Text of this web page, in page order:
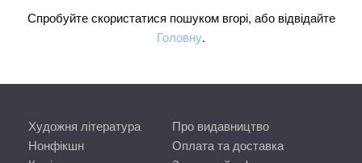
Спробуйте скористатися пошуком вгорі, або відвідайте
Головну.
Художня література
Нонфікшн
Про видавництво
Оплата та доставка